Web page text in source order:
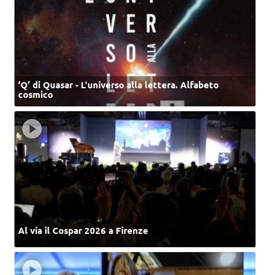
‘Q’ di Quasar - L'universo alla lettera. Alfabeto
cosmico
Al via il Cospar 2026 a Firenze